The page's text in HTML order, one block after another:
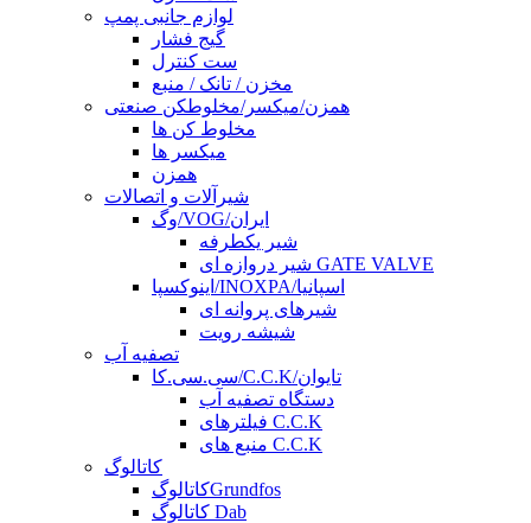
لوازم جانبی پمپ
گیج فشار
ست کنترل
مخزن / تانک / منبع
همزن/میکسر/مخلوطکن صنعتی
مخلوط کن ها
میکسر ها
همزن
شیرآلات و اتصالات
وگ/VOG/ایران
شیر یکطرفه
شیر دروازه ای GATE VALVE
اینوکسپا/INOXPA/اسپانیا
شیرهای پروانه ای
شیشه رویت
تصفیه آب
سی.سی.کا/C.C.K/تایوان
دستگاه تصفیه آب
فیلترهای C.C.K
منبع های C.C.K
کاتالوگ
کاتالوگGrundfos
کاتالوگ Dab